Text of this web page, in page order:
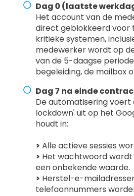
Dag 0 (laatste
Het account van de
direct geblokkeerd voor
kritieke systemen,
medewerker wordt op
van de 5-daagse
begeleiding, de mailbox
Dag 7 na einde
De automatisering voert
lockdown' uit op het
houdt in:
> Alle actieve sessies
> Het wachtwoord
een onbekende waarde.
> Herstel-e-
telefoonnummers